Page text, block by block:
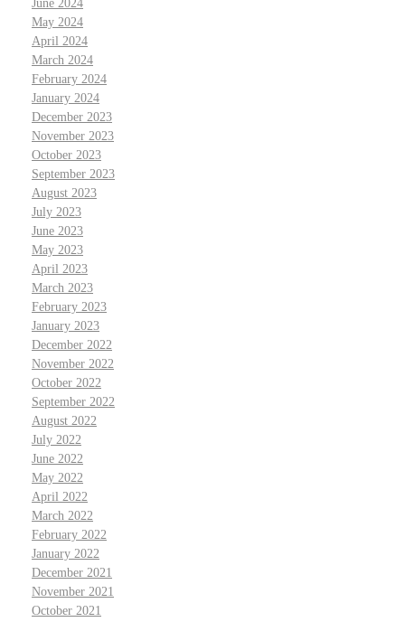
June 2024
May 2024
April 2024
March 2024
February 2024
January 2024
December 2023
November 2023
October 2023
September 2023
August 2023
July 2023
June 2023
May 2023
April 2023
March 2023
February 2023
January 2023
December 2022
November 2022
October 2022
September 2022
August 2022
July 2022
June 2022
May 2022
April 2022
March 2022
February 2022
January 2022
December 2021
November 2021
October 2021